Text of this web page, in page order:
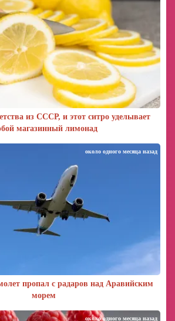
из СССР, и этот ситро уделывает
магазинный лимонад
пропал с радаров над Аравийским
морем
около одного месяца назад
около одного месяца назад